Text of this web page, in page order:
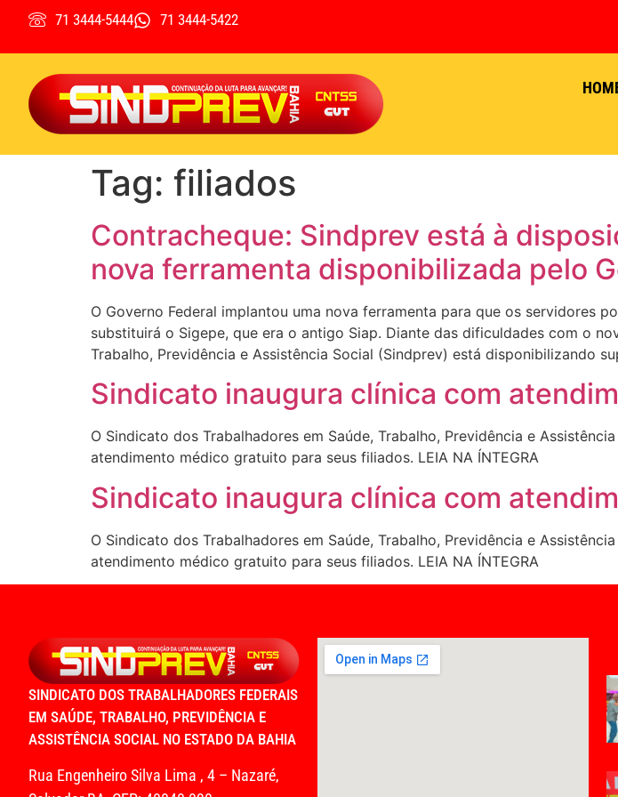
71 3444-5444 71 3444-5422
Tag: filiados
Contracheque: Sindprev está à
nova ferramenta disponibilizada pelo
O Governo Federal implantou uma nova ferramenta para que os servidores
substituirá o Sigepe, que era o antigo Siap. Diante das dificuldades com o
Trabalho, Previdência e Assistência Social (Sindprev) está disponibilizando
Sindicato inaugura clínica com
O Sindicato dos Trabalhadores em Saúde, Trabalho, Previdência e
atendimento médico gratuito para seus filiados. LEIA NA ÍNTEGRA
Sindicato inaugura clínica com
O Sindicato dos Trabalhadores em Saúde, Trabalho, Previdência e
atendimento médico gratuito para seus filiados. LEIA NA ÍNTEGRA
SINDICATO DOS TRABALHADORES FEDERAIS
EM SAÚDE, TRABALHO, PREVIDÊNCIA E
ASSISTÊNCIA SOCIAL NO ESTADO DA BAHIA
Rua Engenheiro Silva Lima , 4 – Nazaré,